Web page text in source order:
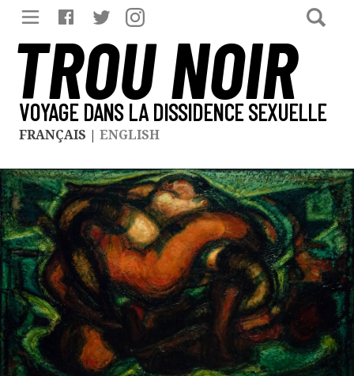
TROU NOIR
VOYAGE DANS LA DISSIDENCE SEXUELLE
FRANÇAIS | ENGLISH